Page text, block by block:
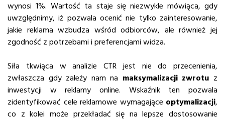
wynosi 1%. Wartość ta staje się niezwykle mówiąca, gdy
uwzględnimy, iż pozwala ocenić nie tylko zainteresowanie,
jakie reklama wzbudza wśród odbiorców, ale również jej
zgodność z potrzebami i preferencjami widza.
Siła tkwiąca w analizie CTR jest nie do przecenienia,
zwłaszcza gdy zależy nam na maksymalizacji zwrotu z
inwestycji w reklamy online. Wskaźnik ten pozwala
zidentyfikować cele reklamowe wymagające optymalizacji,
co z kolei może przekładać się na lepsze dostosowanie